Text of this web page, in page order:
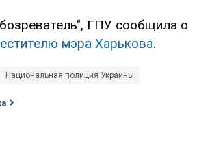
ГПУ сообщила о
мэра Харькова.
Национальная полиция Украины